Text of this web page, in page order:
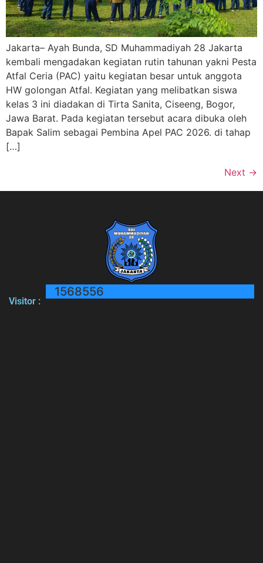
Jakarta– Ayah Bunda, SD Muhammadiyah 28 Jakarta
kembali mengadakan kegiatan rutin tahunan yakni Pesta
Atfal Ceria (PAC) yaitu kegiatan besar untuk anggota
HW golongan Atfal. Kegiatan yang melibatkan siswa
kelas 3 ini diadakan di Tirta Sanita, Ciseeng, Bogor,
Jawa Barat. Pada kegiatan tersebut acara dibuka oleh
Bapak Salim sebagai Pembina Apel PAC 2026. di tahap
[…]
Next →
Visitor :
1568556